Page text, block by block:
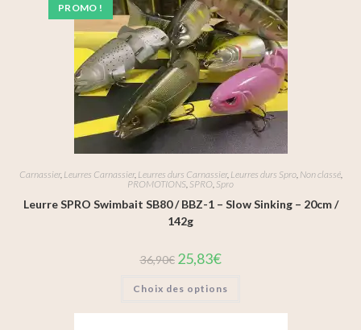
PROMO !
Carnassier, Leurres Carnassier, Leurres durs Carnassier, Leurres durs Spro, Non classé,
PROMOTIONS, SPRO, Spro
Leurre SPRO Swimbait SB80 / BBZ-1 – Slow Sinking – 20cm /
142g
36,90€ 25,83€
Choix des options